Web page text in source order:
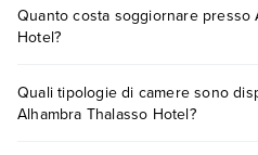
l'assistenza ai disabili. Per la
disponibili metodi di
presso Alhambra Thalasso
dedicata
Quanto costa soggiornare presso
Hotel?
vari fattori (per es. date,
consultare i prezzi, compila il
Quali tipologie di camere sono
Alhambra Thalasso Hotel?